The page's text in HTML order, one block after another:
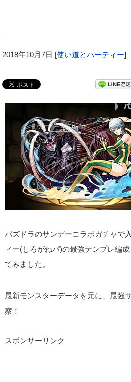
2018年10月7日 [使い道とパーティー]
パズドラのサンデーコラボガチャで
ィー(しろがねパ)の最強テンプレ編
てみました。
最新モンスターデータを元に、最強
察！
スポンサーリンク